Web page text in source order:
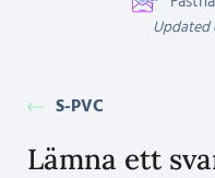
Updated
S-PVC
Lämna ett